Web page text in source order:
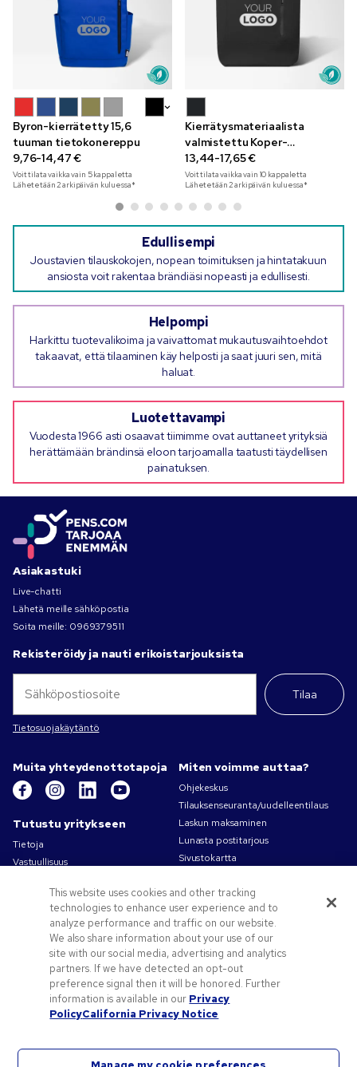
Byron-kierrätetty 15,6
tuuman tietokonereppu
9,76-14,47 €
Voit tilata vaikka vain 5kappaletta
Lähetetään 2 arkipäivän kuluessa*
Kierrätysmateriaalista
valmistettu Koper-
läppärireppu 15 tuumaa
13,44-17,65 €
Voit tilata vaikka vain 10 kappaletta
Lähetetään 2 arkipäivän kuluessa*
Edullisempi
Joustavien tilauskokojen, nopean toimituksen ja hintatakuun
ansiosta voit rakentaa brändiäsi nopeasti ja edullisesti.
Helpompi
Harkittu tuotevalikoima ja vaivattomat mukautusvaihtoehdot
takaavat, että tilaaminen käy helposti ja saat juuri sen, mitä
haluat.
Luotettavampi
Vuodesta 1966 asti osaavat tiimimme ovat auttaneet yrityksiä
herättämään brändinsä eloon tarjoamalla taatusti täydellisen
painatuksen.
Asiakastuki
Live-chatti
Lähetä meille sähköpostia
Soita meille: 0969379511
Rekisteröidy ja nauti erikoistarjouksista
Tilaa
Tietosuojakäytäntö
Muita yhteydenottotapoja
Tutustu yritykseen
Tietoja
Vastuullisuus
Käyttöehdot
Myyntiehdot
Työpaikat – Pens.com
Tarjouksia ja tietoa
Liikelahjat
Kampanjakoodit ja kupongit
Vinkkejä painatuksen suunnitteluun
Miten voimme auttaa?
Ohjekeskus
Tilauksenseuranta/uudelleentilaus
Laskun maksaminen
Lunasta postitarjous
Sivustokartta
This website uses cookies and other tracking
technologies to enhance user experience and to
analyze performance and traffic on our website.
We also share information about your use of our
site with our social media, advertising and analytics
partners. If we have detected an opt-out
preference signal then it will be honored. Further
information is available in our Privacy
PolicyCalifornia Privacy Notice